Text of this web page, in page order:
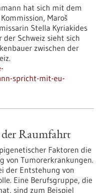
hat sich mit dem
Maroš
Stella Kyriakides
Schweiz sieht sich
zwischen der
spricht-mit-eu-
Raumfahrt
Faktoren die
von Tumorerkrankungen.
der Entstehung von
Eine Berufsgruppe, die
sind zum Beispiel